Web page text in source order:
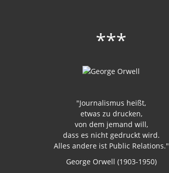
***
"Journalismus heißt,
etwas zu drucken,
von dem jemand will,
dass es nicht gedruckt wird.
Alles andere ist Public Relations."
George Orwell (1903-1950)